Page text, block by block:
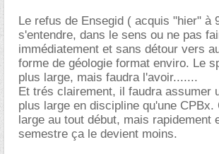
Le refus de Ensegid ( acquis "hier" à
s'entendre, dans le sens ou ne pas
immédiatement et sans détour vers
forme de géologie format enviro. Le
plus large, mais faudra l'avoir.......
Et trés clairement, il faudra assumer
plus large en discipline qu'une CPBx.
large au tout début, mais rapidement
semestre ça le devient moins.